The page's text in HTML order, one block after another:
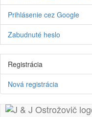
Prihlásenie cez Google
Zabudnuté heslo
Registrácia
Nová registrácia